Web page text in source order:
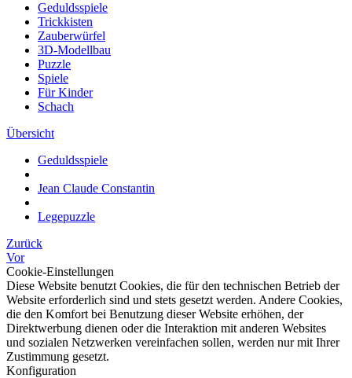
Geduldsspiele
Trickkisten
Zauberwürfel
3D-Modellbau
Puzzle
Spiele
Für Kinder
Schach
Übersicht
Geduldsspiele
Jean Claude Constantin
Legepuzzle
Zurück
Vor
Cookie-Einstellungen
Diese Website benutzt Cookies, die für den technischen Betrieb der
Website erforderlich sind und stets gesetzt werden. Andere Cookies,
die den Komfort bei Benutzung dieser Website erhöhen, der
Direktwerbung dienen oder die Interaktion mit anderen Websites
und sozialen Netzwerken vereinfachen sollen, werden nur mit Ihrer
Zustimmung gesetzt.
Konfiguration